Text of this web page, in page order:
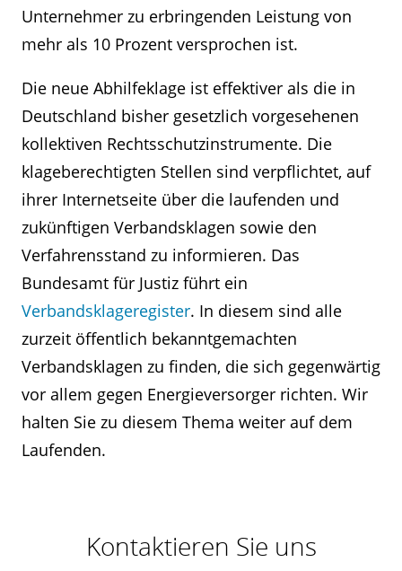
Unternehmer zu erbringenden Leistung von
mehr als 10 Prozent versprochen ist.
Die neue Abhilfeklage ist effektiver als die in
Deutschland bisher gesetzlich vorgesehenen
kollektiven Rechtsschutzinstrumente. Die
klageberechtigten Stellen sind verpflichtet, auf
ihrer Internetseite über die laufenden und
zukünftigen Verbandsklagen sowie den
Verfahrensstand zu informieren. Das
Bundesamt für Justiz führt ein
Verbandsklageregister. In diesem sind alle
zurzeit öffentlich bekanntgemachten
Verbandsklagen zu finden, die sich gegenwärtig
vor allem gegen Energieversorger richten. Wir
halten Sie zu diesem Thema weiter auf dem
Laufenden.
Kontaktieren Sie uns